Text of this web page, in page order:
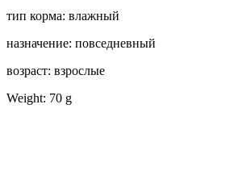
тип корма: влажный
назначение: повседневный
возраст: взрослые
Weight: 70 g